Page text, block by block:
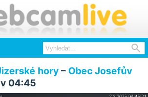

hory – Obec Josefův
04:45